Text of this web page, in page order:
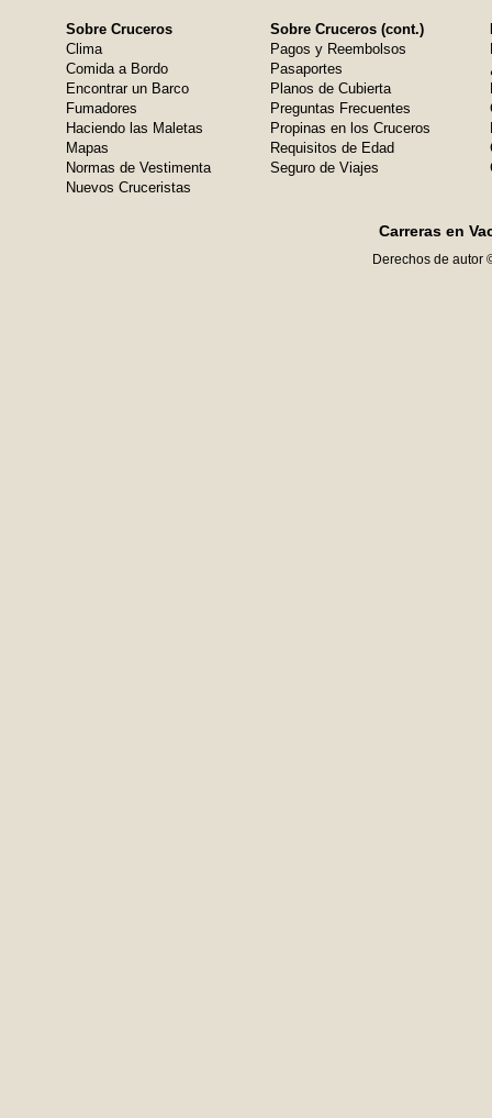
Sobre Cruceros
Clima
Comida a Bordo
Encontrar un Barco
Fumadores
Haciendo las Maletas
Mapas
Normas de Vestimenta
Nuevos Cruceristas
Sobre Cruceros (cont.)
Pagos y Reembolsos
Pasaportes
Planos de Cubierta
Preguntas Frecuentes
Propinas en los Cruceros
Requisitos de Edad
Seguro de Viajes
Carreras en
Derechos de autor